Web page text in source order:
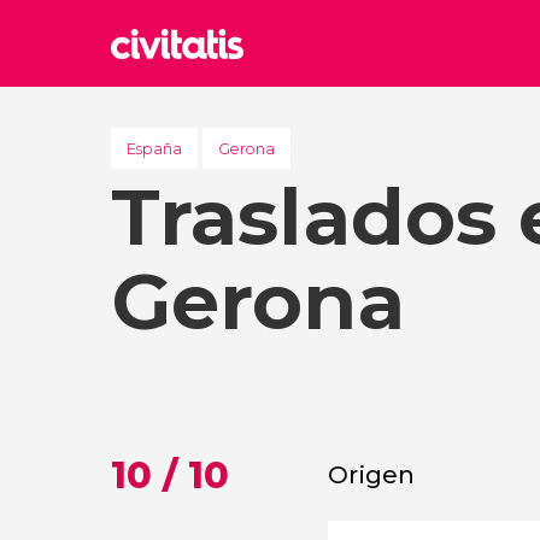
Reino
España Gerona
Traslados
Gerona
10 / 10 Origen